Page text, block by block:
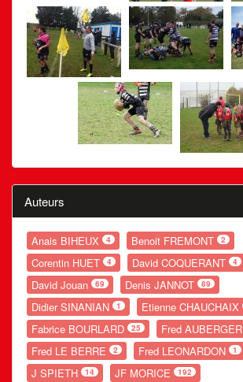
Auteurs
Anais BIHEUX 4 Benoit FREMONT 2
Corentin HUET 4 David COQUERANT 4
David Jouan 69 Denis JANNOT 89
Didier SINANIAN 1 Etienne CHAUCHAIX
Fabrice BOURLARD 25 Fred AUBERGER
Fred LE BERRE 2 Fred LEONARDON 1
J SPIETH 14 JF MORICE 192